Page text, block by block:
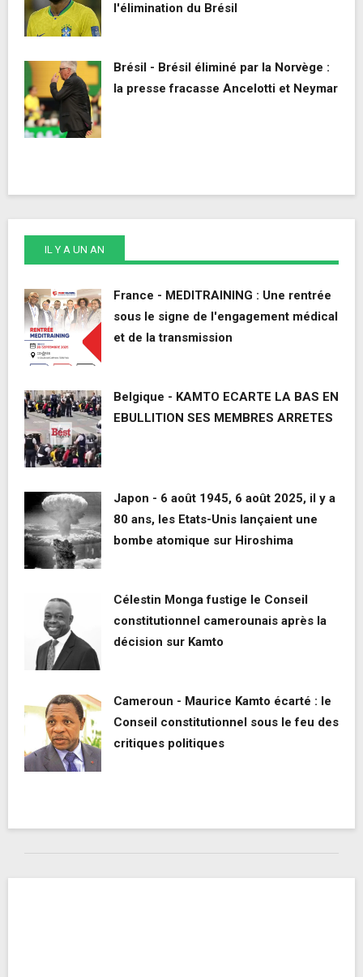
l'élimination du Brésil
Brésil - Brésil éliminé par la Norvège :
la presse fracasse Ancelotti et Neymar
IL Y A UN AN
France - MEDITRAINING : Une rentrée
sous le signe de l'engagement médical
et de la transmission
Belgique - KAMTO ECARTE LA BAS EN
EBULLITION SES MEMBRES ARRETES
Japon - 6 août 1945, 6 août 2025, il y a
80 ans, les Etats-Unis lançaient une
bombe atomique sur Hiroshima
Célestin Monga fustige le Conseil
constitutionnel camerounais après la
décision sur Kamto
Cameroun - Maurice Kamto écarté : le
Conseil constitutionnel sous le feu des
critiques politiques